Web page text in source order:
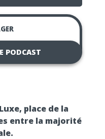
PODCAST
place de la
entre la majorité